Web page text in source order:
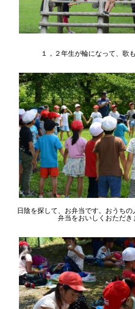
１，２年生が輪になって、歌
日陰を探して、お弁当です。おうち
弁当をおいしくおただき